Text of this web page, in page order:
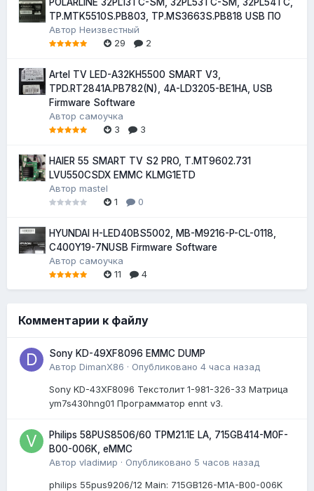
TP.MTK5510S.PB803, TP.MS3663S.PB818 USB ПО
Автор Неизвестный
29
2
Artel TV LED-A32KH5500 SMART V3,
TPD.RT2841A.PB782(N), 4A-LD3205-BE1HA, USB
Firmware Software
Автор самоучка
3
3
HAIER 55 SMART TV S2 PRO, T.MT9602.731
LVU550CSDX EMMC KLMG1ETD
Автор mastel
1
0
HYUNDAI H-LED40BS5002, MB-M9216-P-CL-0118,
C400Y19-7NUSB Firmware Software
Автор самоучка
11
4
Комментарии к файлу
Sony KD-49XF8096 EMMC DUMP
Автор DimanX86 · Опубликовано 4 часа назад
Sony KD-43XF8096 Текстолит 1-981-326-33 Матрица
ym7s430hng01 Программатор ennt v3.
Philips 58PUS8506/60 TPM21.1E LA, 715GB414-M0F-
B00-006K, eMMC
Автор vladiмир · Опубликовано 5 часов назад
philips 55pus9206/12 Мain: 715GB126-M1A-B00-006K